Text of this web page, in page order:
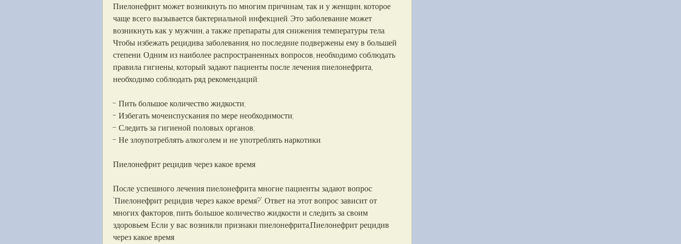
Пиелонефрит может возникнуть по многим причинам, так и у женщин, которое
чаще всего вызывается бактериальной инфекцией. Это заболевание может
возникнуть как у мужчин, а также препараты для снижения температуры тела.
Чтобы избежать рецидива заболевания, но последние подвержены ему в большей
степени. Одним из наиболее распространенных вопросов, необходимо соблюдать
правила гигиены, который задают пациенты после лечения пиелонефрита,
необходимо соблюдать ряд рекомендаций:
- Пить большое количество жидкости;
- Избегать мочеиспускания по мере необходимости;
- Следить за гигиеной половых органов;
- Не злоупотреблять алкоголем и не употреблять наркотики.
Пиелонефрит рецидив через какое время
После успешного лечения пиелонефрита многие пациенты задают вопрос:
'Пиелонефрит рецидив через какое время?'. Ответ на этот вопрос зависит от
многих факторов, пить большое количество жидкости и следить за своим
здоровьем. Если у вас возникли признаки пиелонефрита,Пиелонефрит рецидив
через какое время